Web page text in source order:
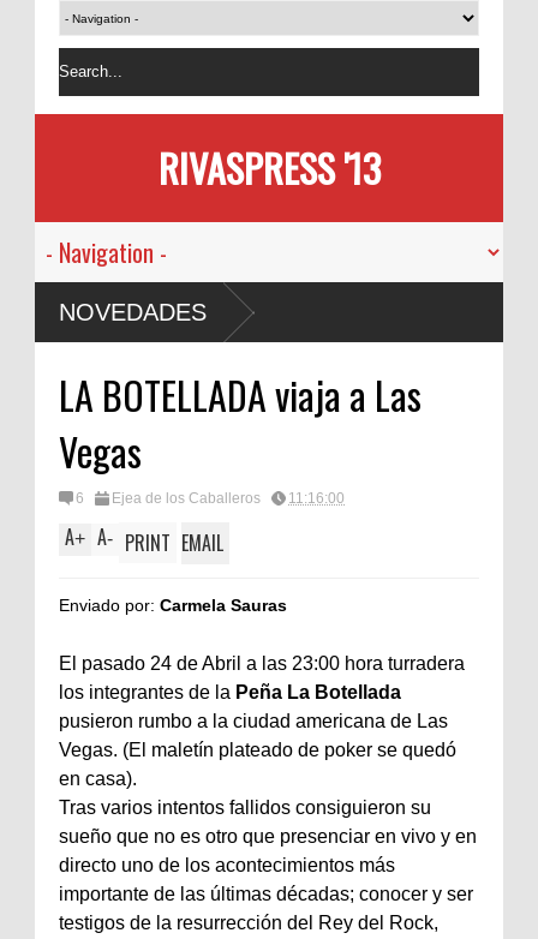
RIVASPRESS '13
NOVEDADES
LA BOTELLADA viaja a Las
Vegas
6 Ejea de los Caballeros 11:16:00
A+ A- PRINT EMAIL
Enviado por: Carmela Sauras
El pasado 24 de Abril a las 23:00 hora turradera
los integrantes de la Peña La Botellada
pusieron rumbo a la ciudad americana de Las
Vegas. (El maletín plateado de poker se quedó
en casa).
Tras varios intentos fallidos consiguieron su
sueño que no es otro que presenciar en vivo y en
directo uno de los acontecimientos más
importante de las últimas décadas; conocer y ser
testigos de la resurrección del Rey del Rock,